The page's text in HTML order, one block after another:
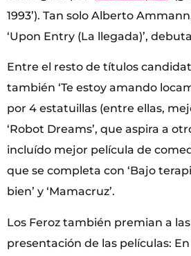
1993’). Tan solo Alberto
‘Upon Entry (La llegada)’,
Entre el resto de títulos
también ‘Te estoy amando
por 4 estatuillas (entre ellas,
‘Robot Dreams’, que aspira a
incluído mejor película de
que se completa con ‘Bajo
bien’ y ‘Mamacruz’.
Los Feroz también premian a
presentación de las películas: